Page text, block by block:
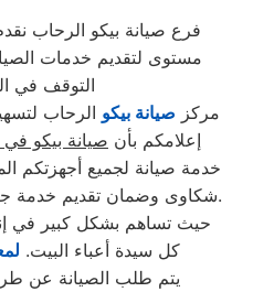
فرع صيانة بيكو الرحاب
مستوى لتقديم خدمات
التوقف في
مركز صيانة بيكو الرحاب
إعلامكم بأن صيانة بيكو
خدمة صيانة لجميع أجهزتكم
شكاوى وضمان تقديم خدمة جيدة للاستفادة المثلى من خدماتنا.
حيث تساهم بشكل كبير في
كل سيدة أعباء البيت.
يتم طلب الصيانة عن